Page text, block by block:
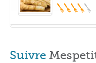
Suivre